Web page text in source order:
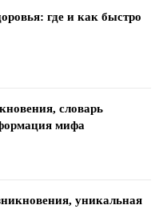
где и как быстро
словарь
мифа
уникальная